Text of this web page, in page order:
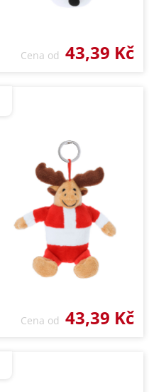
Cena od 43,39 Kč
Cena od 43,39 Kč